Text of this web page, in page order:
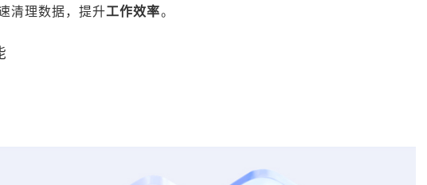
清理数据，提升工作效率。